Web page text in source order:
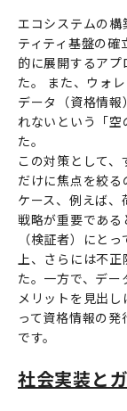
エコシステムの構
ティティ基盤の
的に展開するア
た。 また、ウォ
データ（資格情報
れないという「
た。
この対策として
だけに焦点を絞
ケース、例えば
戦略が重要であ
（検証者）にと
上、さらには不正
た。一方で、デ
メリットを見出
って資格情報の
です。
社会実装と